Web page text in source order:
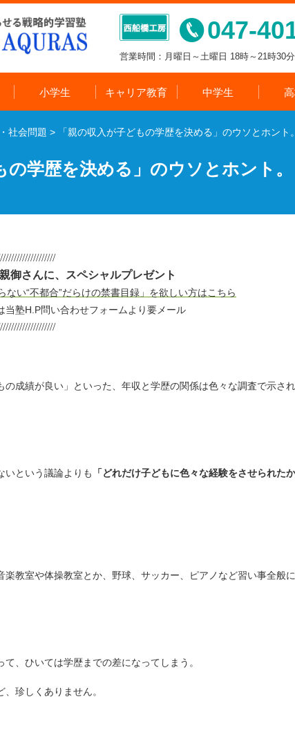
047-
営業時間：月曜日～土曜日 18時～21時30
小学生 キャリア教育 中学生
社会問題 > 「親の収入が子どもの学歴を決める」のウソとホント。
の学歴を決める」のウソとホント。
御さんに、スペシャルプレゼント
ない“不都合”だらけの禁書目録」を欲しい方はこちら
塾H.P問い合わせフォームより要メール
の成績が良い」といった、年収と学歴の関係は色々な調査で示され
いという議論よりも 「どれだけ子どもに色々な経験をさせられたか
教室や体操教室とか、野球、サッカー、ピアノなど習い事全般
、ひいては学歴までの差になってしまう。
珍しくありません。